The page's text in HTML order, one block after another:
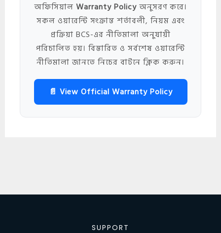
অফিসিয়াল Warranty Policyঅনুসরণ করে।
সকল ওয়ারেন্টি সংক্রান্ত শর্তাবলী, নিয়ম এবং
প্রক্রিয়া BCS-এর নীতিমালা অনুযায়ী
পরিচালিত হয়। বিস্তারিত ও সর্বশেষ ওয়ারেন্টি
নীতিমালা জানতে নিচের বাটনে ক্লিক করুন।
📄 View Official Warranty Policy
SUPPORT